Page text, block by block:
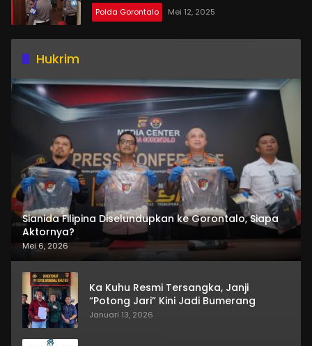
Polda Gorontalo Mei 12, 2025
Hukrim
Sianida Filipina Diselundupkan ke Gorontalo, Siapa
Aktornya?
Mei 6, 2026
Ka Kuhu Resmi Tersangka, Janji
“Potong Jari” Kini Jadi Bumerang
Januari 13, 2026